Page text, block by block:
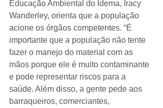
Educação Ambiental do Idema, Iracy
Wanderley, orienta que a população
acione os órgãos competentes. “É
importante que a população não tente
fazer o manejo do material com as
mãos porque ele é muito contaminante
e pode representar riscos para a
saúde. Além disso, a gente pede aos
barraqueiros, comerciantes,